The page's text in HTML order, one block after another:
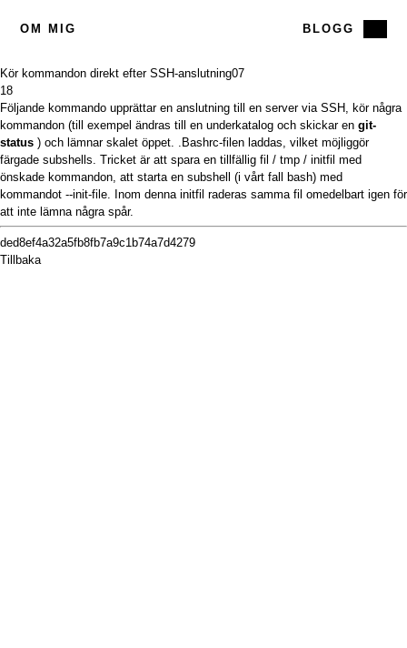
OM MIG BLOGG
Kör kommandon direkt efter SSH-anslutning07
18
Följande kommando upprättar en anslutning till en server via SSH, kör några
kommandon (till exempel ändras till en underkatalog och skickar en git-
status ) och lämnar skalet öppet. .Bashrc-filen laddas, vilket möjliggör
färgade subshells. Tricket är att spara en tillfällig fil / tmp / initfil med
önskade kommandon, att starta en subshell (i vårt fall bash) med
kommandot --init-file. Inom denna initfil raderas samma fil omedelbart igen för
att inte lämna några spår.
ded8ef4a32a5fb8fb7a9c1b74a7d4279
Tillbaka